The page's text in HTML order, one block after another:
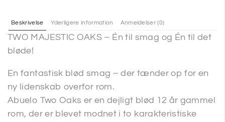
Beskrivelse Yderligere information Anmeldelser (0)
TWO MAJESTIC OAKS – Én til smag og Én til det
bløde!
En fantastisk blød smag – der tænder op for en
ny lidenskab overfor rom.
Abuelo Two Oaks er en dejligt blød 12 år gammel
rom, der er blevet modnet i to karakteristiske